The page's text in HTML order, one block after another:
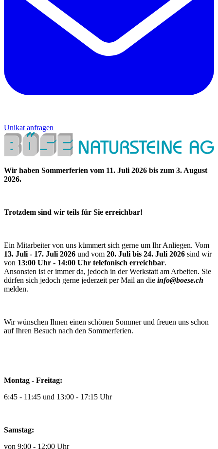
Unikat anfragen
Wir haben Sommerferien vom 11. Juli 2026 bis zum 3. August
2026.
Trotzdem sind wir teils für Sie erreichbar!
Ein Mitarbeiter von uns kümmert sich gerne um Ihr Anliegen. Vom
13. Juli - 17. Juli 2026 und vom 20. Juli bis 24. Juli 2026 sind wir
von 13:00 Uhr - 14:00 Uhr telefonisch erreichbar.
Ansonsten ist er immer da, jedoch in der Werkstatt am Arbeiten. Sie
dürfen sich jedoch gerne jederzeit per Mail an die info@boese.ch
melden.
Wir wünschen Ihnen einen schönen Sommer und freuen uns schon
auf Ihren Besuch nach den Sommerferien.
Montag - Freitag:
6:45 - 11:45 und 13:00 - 17:15 Uhr
Samstag:
von 9:00 - 12:00 Uhr